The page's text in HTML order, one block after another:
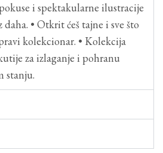
i spektakularne ilustracije
• Otkrit ćeš tajne i sve što
kolekcionar. • Kolekcija
za izlaganje i pohranu
stanju.